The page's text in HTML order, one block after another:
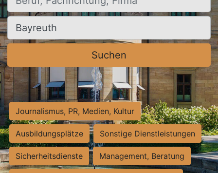
Ort, Stadt
Suchen
Journalismus, PR, Medien, Kultur
Ausbildungsplätze Sonstige Dienstleistungen
Sicherheitsdienste Management, Beratung